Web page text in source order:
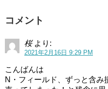
コメント
桜 より:
2021年2月16日 9:29 PM
こんばんは
N・フィールド、ずっと含み